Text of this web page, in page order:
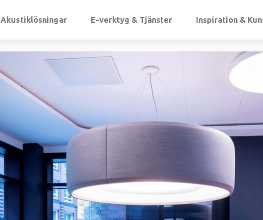
Akustiklösningar E-verktyg & Tjänster Inspiration &